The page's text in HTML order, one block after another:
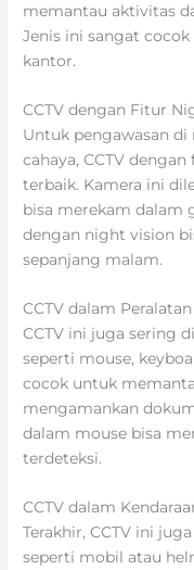
memantau aktivitas
Jenis ini sangat
kantor.
CCTV dengan Fitur
Untuk pengawasan
cahaya, CCTV
terbaik. Kamera ini
bisa merekam dalam
dengan night vision
sepanjang malam.
CCTV dalam
CCTV ini juga sering
seperti mouse,
cocok untuk
mengamankan
dalam mouse bisa
terdeteksi.
CCTV dalam
Terakhir, CCTV ini
seperti mobil atau